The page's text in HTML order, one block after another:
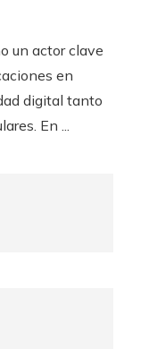
un actor clave
en
digital tanto
En ...